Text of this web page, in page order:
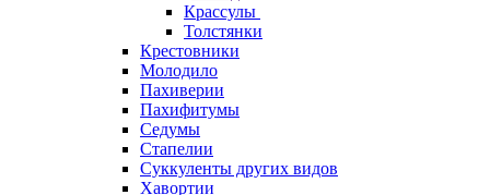
Крассулы
Толстянки
Крестовники
Молодило
Пахиверии
Пахифитумы
Седумы
Стапелии
Суккуленты других видов
Хавортии